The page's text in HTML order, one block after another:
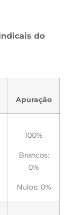
do
Apuração
100%
Brancos:
0%
Nulos: 0%